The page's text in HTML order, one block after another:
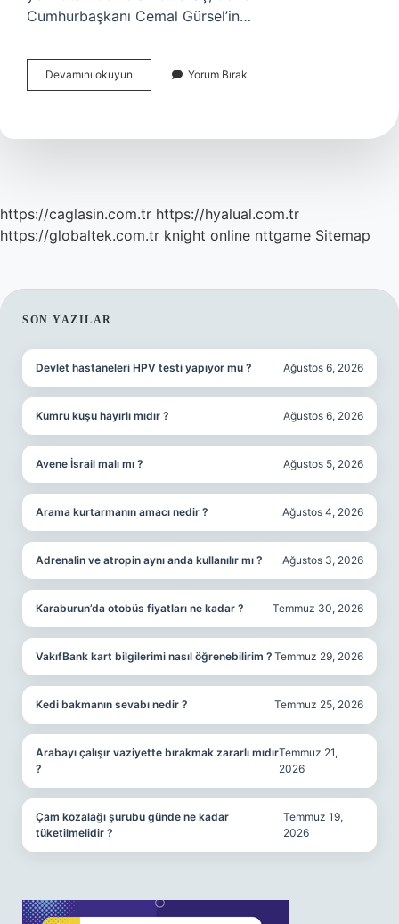
Cumhurbaşkanı Cemal Gürsel’in…
Devamını okuyun Türkiyede
Ilk
Zaman
Yorum Bırak
https://caglasin.com.tr https://hyalual.com.tr
https://globaltek.com.tr knight online nttgame Sitemap
SIDEBAR
SON YAZILAR
Devlet hastaneleri HPV testi yapıyor mu ? Ağustos 6, 2026
Kumru kuşu hayırlı mıdır ? Ağustos 6, 2026
Avene İsrail malı mı ? Ağustos 5, 2026
Arama kurtarmanın amacı nedir ? Ağustos 4, 2026
Adrenalin ve atropin aynı anda kullanılır mı ? Ağustos 3, 2026
Karaburun’da otobüs fiyatları ne kadar ? Temmuz 30, 2026
VakıfBank kart bilgilerimi nasıl öğrenebilirim ? Temmuz 29, 2026
Kedi bakmanın sevabı nedir ? Temmuz 25, 2026
Arabayı çalışır vaziyette bırakmak zararlı mıdır
?
Temmuz 21,
2026
Çam kozalağı şurubu günde ne kadar
tüketilmelidir ?
Temmuz 19,
2026